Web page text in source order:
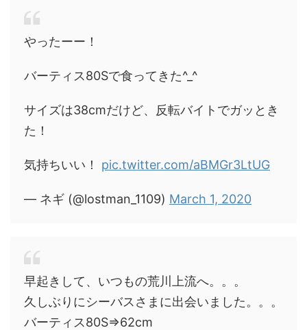
やったーー！
バーティス80Sで食ってきた^_^
サイズは38cmだけど、反転バイトでガッとき
た！
気持ちいい！ pic.twitter.com/aBMGr3LtUG
— ネギ (@lostman_1109) March 1, 2020
早起きして、いつもの荒川上流へ。。。
久しぶりにシーバスさまに出会いました。。。
バーティス80S⇒62cm